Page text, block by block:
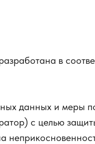
в
данных и меры
с целью